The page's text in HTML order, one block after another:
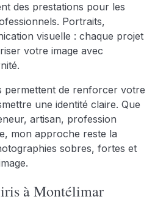
des prestations pour les
Portraits,
visuelle : chaque projet
votre image avec
permettent de renforcer votre
une identité claire. Que
artisan, profession
mon approche reste la
sobres, fortes et
à Montélimar